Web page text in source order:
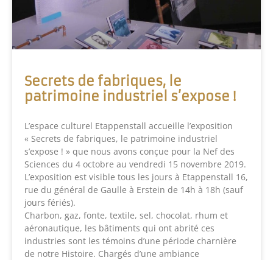
Secrets de fabriques, le
patrimoine industriel s’expose !
L’espace culturel Etappenstall accueille l’exposition
« Secrets de fabriques, le patrimoine industriel
s’expose ! » que nous avons conçue pour la Nef des
Sciences du 4 octobre au vendredi 15 novembre 2019.
L’exposition est visible tous les jours à Etappenstall 16,
rue du général de Gaulle à Erstein de 14h à 18h (sauf
jours fériés).
Charbon, gaz, fonte, textile, sel, chocolat, rhum et
aéronautique, les bâtiments qui ont abrité ces
industries sont les témoins d’une période charnière
de notre Histoire. Chargés d’une ambiance